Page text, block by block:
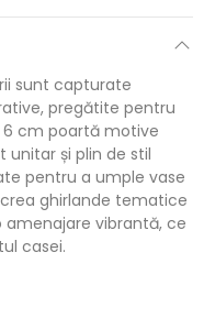
sunt capturate
pregătite pentru
6 cm poartă motive
unitar și plin de stil
pentru a umple vase
ghirlande tematice
amenajare vibrantă, ce
casei.